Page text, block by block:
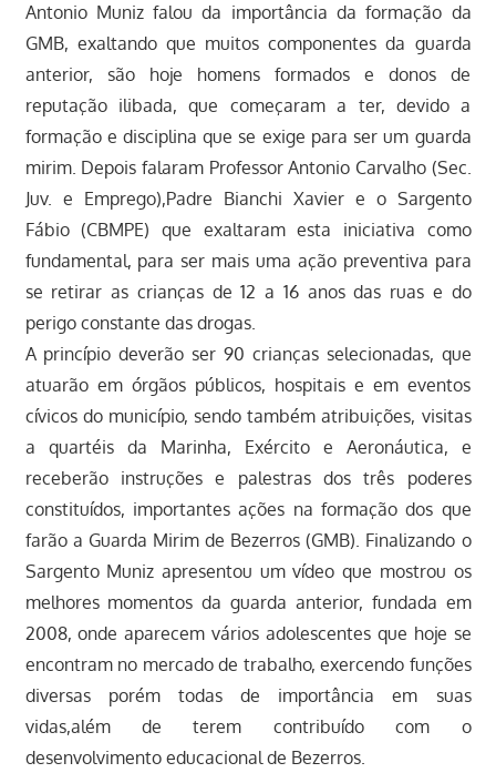
Antonio Muniz falou da importância da formação da
GMB, exaltando que muitos componentes da guarda
anterior, são hoje homens formados e donos de
reputação ilibada, que começaram a ter, devido a
formação e disciplina que se exige para ser um guarda
mirim. Depois falaram Professor Antonio Carvalho (Sec.
Juv. e Emprego),Padre Bianchi Xavier e o Sargento
Fábio (CBMPE) que exaltaram esta iniciativa como
fundamental, para ser mais uma ação preventiva para
se retirar as crianças de 12 a 16 anos das ruas e do
perigo constante das drogas.
A princípio deverão ser 90 crianças selecionadas, que
atuarão em órgãos públicos, hospitais e em eventos
cívicos do município, sendo também atribuições, visitas
a quartéis da Marinha, Exército e Aeronáutica, e
receberão instruções e palestras dos três poderes
constituídos, importantes ações na formação dos que
farão a Guarda Mirim de Bezerros (GMB). Finalizando o
Sargento Muniz apresentou um vídeo que mostrou os
melhores momentos da guarda anterior, fundada em
2008, onde aparecem vários adolescentes que hoje se
encontram no mercado de trabalho, exercendo funções
diversas porém todas de importância em suas
vidas,além de terem contribuído com o
desenvolvimento educacional de Bezerros.